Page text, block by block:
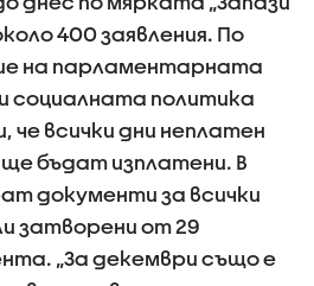
400 заявления. По
на парламентарната
социалната политика
че всички дни неплатен
бъдат изплатени. В
документи за всички
затворени от 29
„За декември също е